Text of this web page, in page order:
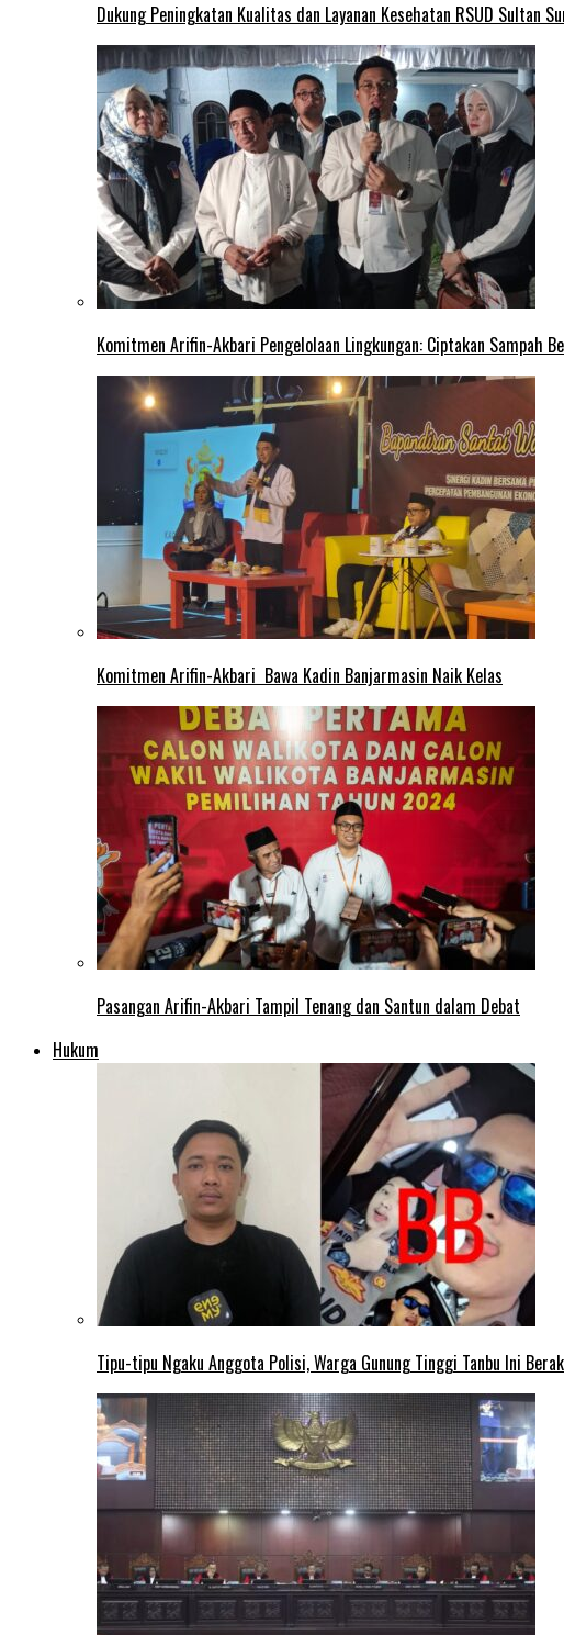
Dukung Peningkatan Kualitas dan Layanan Kesehatan RSUD Sultan
Komitmen Arifin-Akbari Pengelolaan Lingkungan: Ciptakan Sampah
Komitmen Arifin-Akbari Bawa Kadin Banjarmasin Naik Kelas
Pasangan Arifin-Akbari Tampil Tenang dan Santun dalam Debat
Hukum
Tipu-tipu Ngaku Anggota Polisi, Warga Gunung Tinggi Tanbu Ini